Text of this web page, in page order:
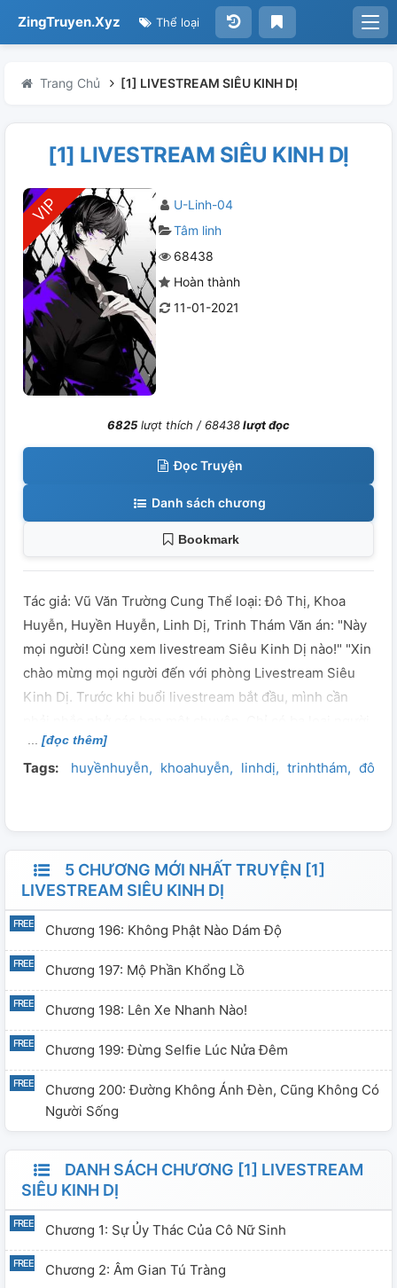
ZingTruyen.Xyz Thể loại
Trang Chủ [1] LIVESTREAM SIÊU KINH DỊ
[1] LIVESTREAM SIÊU KINH DỊ
U-Linh-04
Tâm linh
68438
Hoàn thành
11-01-2021
6825 lượt thích / 68438lượt đọc
Đọc Truyện
Danh sách chương
Bookmark
Tác giả: Vũ Văn Trường Cung Thể loại: Đô Thị, Khoa
Huyễn, Huyền Huyễn, Linh Dị, Trinh Thám Văn án: "Này
mọi người! Cùng xem livestream Siêu Kinh Dị nào!" "Xin
chào mừng mọi người đến với phòng Livestream Siêu
Kinh Dị. Trước khi buổi livestream bắt đầu, mình cần
có thể xem chương trình livestream của mình, đó là:
người mang trên thân âm khí nặng nề, người sắp tử vong
************************************ Truyện đăng
với mục đích phi thương mại.Bộ này truyện không phải
của tớ, chỉ đang lên để phục vụ mục đích đọc truyện
ofline thôi. Tất cả tình tiết trong truyện tớ sẽ không
đụng đến cái nào cả.
[đọc thêm]
Tags: huyềnhuyễn khoahuyễn linhdị trinhthám đôthị
5 CHƯƠNG MỚI NHẤT TRUYỆN [1]
LIVESTREAM SIÊU KINH DỊ
Chương 196: Không Phật Nào Dám Độ
Chương 197: Mộ Phần Khổng Lồ
Chương 198: Lên Xe Nhanh Nào!
Chương 199: Đừng Selfie Lúc Nửa Đêm
Chương 200: Đường Không Ánh Đèn, Cũng Không Có
Người Sống
DANH SÁCH CHƯƠNG [1] LIVESTREAM
SIÊU KINH DỊ
Chương 1: Sự Ủy Thác Của Cô Nữ Sinh
Chương 2: Âm Gian Tú Tràng